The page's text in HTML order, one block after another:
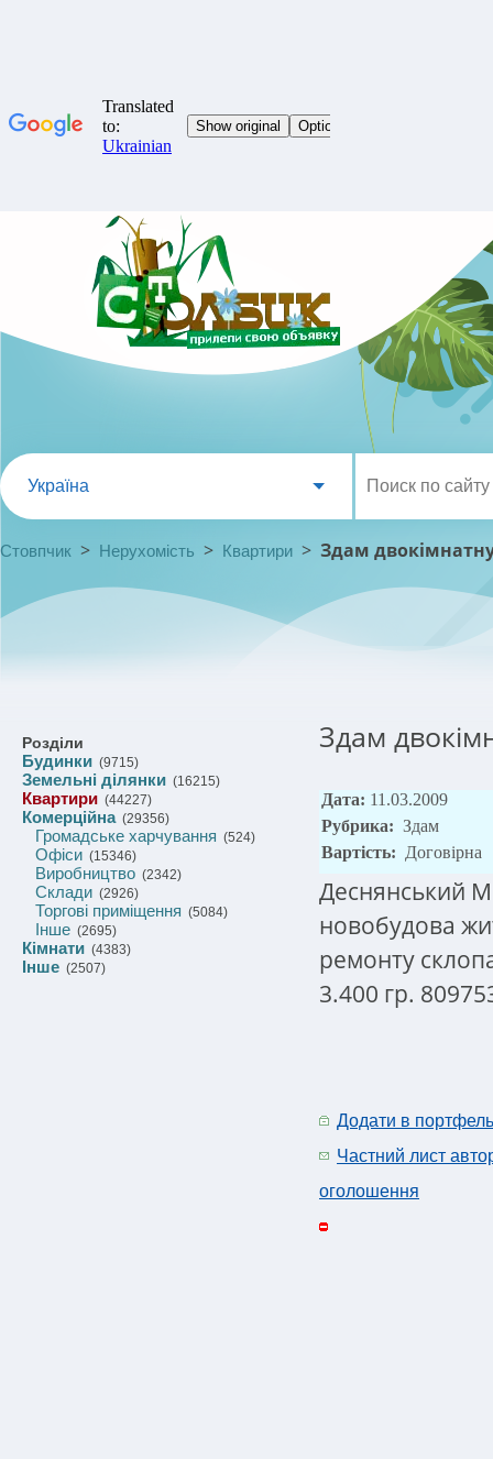
Україна
Стовпчик > Нерухомість > Квартири > Здам
Розділи
Будинки (9715)
Земельні ділянки (16215)
Квартири (44227)
Комерційна(29356)
Громадське харчування (524)
Офіси (15346)
Виробництво (2342)
Склади (2926)
Торгові приміщення (5084)
Інше (2695)
Кімнати (4383)
Інше (2507)
Здам
Дата: 11.03.2009
Рубрика: Здам
Вартість: Договірна
Деснянський
новобудова
ремонту
3.400 гр.
Додати в портфель
Частний лист
оголошення